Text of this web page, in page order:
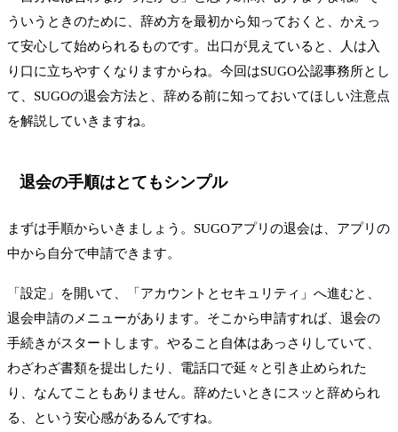
ういうときのために、辞め方を最初から知っておくと、かえっ
て安心して始められるものです。出口が見えていると、人は入
り口に立ちやすくなりますからね。今回はSUGO公認事務所とし
て、SUGOの退会方法と、辞める前に知っておいてほしい注意点
を解説していきますね。
退会の手順はとてもシンプル
まずは手順からいきましょう。SUGOアプリの退会は、アプリの
中から自分で申請できます。
「設定」を開いて、「アカウントとセキュリティ」へ進むと、
退会申請のメニューがあります。そこから申請すれば、退会の
手続きがスタートします。やること自体はあっさりしていて、
わざわざ書類を提出したり、電話口で延々と引き止められた
り、なんてこともありません。辞めたいときにスッと辞められ
る、という安心感があるんですね。